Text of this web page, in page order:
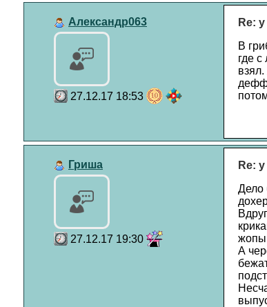
Александр063
27.12.17 18:53
Re:
В
где
Гриша
27.12.17 19:30
Re:
Дело
жопы
А